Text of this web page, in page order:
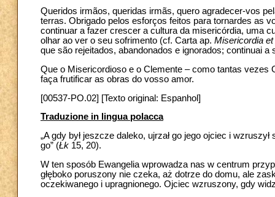
Queridos irmãos, queridas irmãs, quero agradecer-vos
terras. Obrigado pelos esforços feitos para tornardes as
continuar a fazer crescer a cultura da misericórdia, uma
olhar ao ver o seu sofrimento (cf. Carta ap. Misericordia
que são rejeitados, abandonados e ignorados; continuai
Que o Misericordioso e o Clemente – como tantas
faça frutificar as obras do vosso amor.
[00537-PO.02] [Texto original: Espanhol]
Traduzione in lingua polacca
„A gdy był jeszcze daleko, ujrzał go jego ojciec i
go” (Łk 15, 20).
W ten sposób Ewangelia wprowadza nas w centrum
głęboko poruszony nie czeka, aż dotrze do domu, ale
oczekiwanego i upragnionego. Ojciec wzruszony, gdy